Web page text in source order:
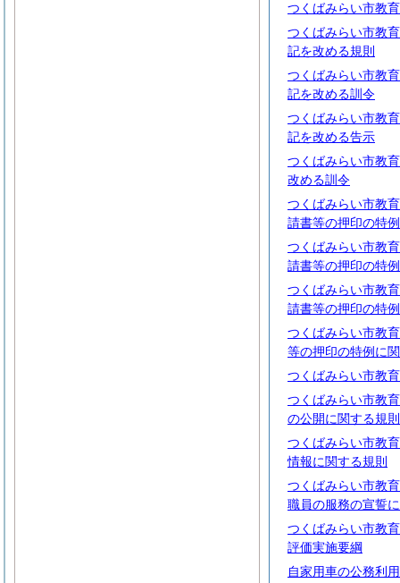
つくばみらい市教
つくばみらい市教
記を改める規則
つくばみらい市教
記を改める訓令
つくばみらい市教
記を改める告示
つくばみらい市教
改める訓令
つくばみらい市教
請書等の押印の特
つくばみらい市教
請書等の押印の特
つくばみらい市教
請書等の押印の特
つくばみらい市教
等の押印の特例に
つくばみらい市教
つくばみらい市教
の公開に関する規則
つくばみらい市教
情報に関する規則
つくばみらい市教
職員の服務の宣誓
つくばみらい市教
評価実施要綱
自家用車の公務利